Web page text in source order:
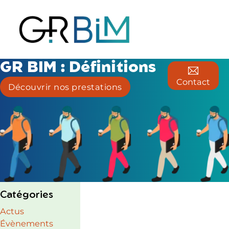
Contact
GR BIM : Définitions
Découvrir nos prestations
Catégories
Actus
Évènements